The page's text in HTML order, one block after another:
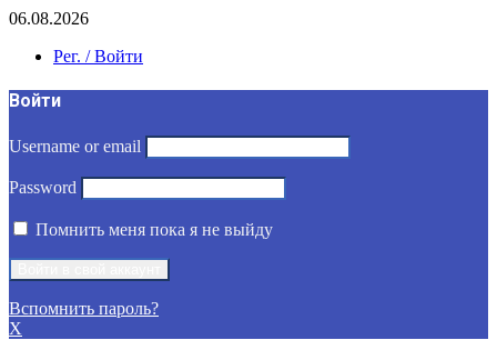
06.08.2026
Рег. / Войти
Войти
Username or email
Password
Помнить меня пока я не выйду
Вспомнить пароль?
X